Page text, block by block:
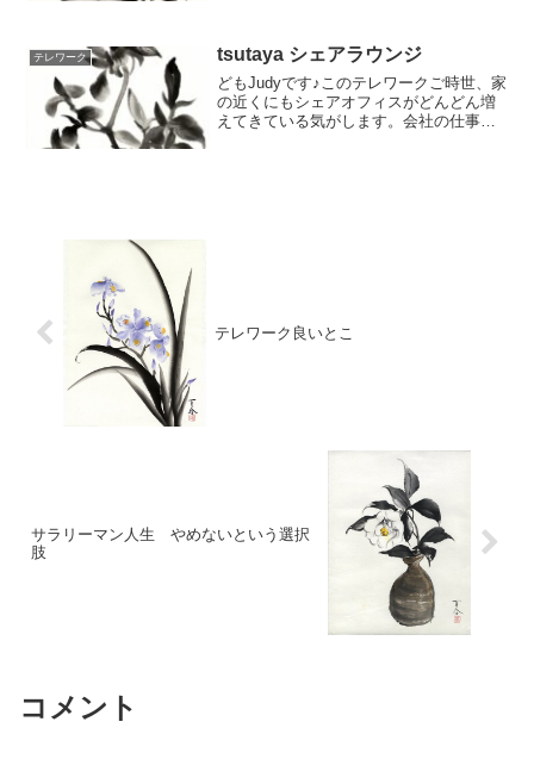
そんな中コロナ。オ...
テレワーク tsutaya シェアラウンジ
どもJudyです♪このテレワークご時世、家
の近くにもシェアオフィスがどんどん増
えてきている気がします。会社の仕事を
テレワーク良いとこ
サラリーマン人生 やめないという選択
肢
コメント